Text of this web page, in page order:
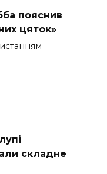
пояснив
цяток»
складне